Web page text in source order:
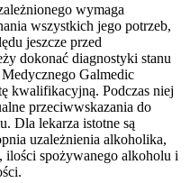
wymaga
wszystkich jego potrzeb,
jeszcze przed
dokonać diagnostyki stanu
Galmedic
kwalifikacyjną. Podczas niej
przeciwwskazania do
Dla lekarza istotne są
uzależnienia alkoholika,
ilości spożywanego alkoholu i